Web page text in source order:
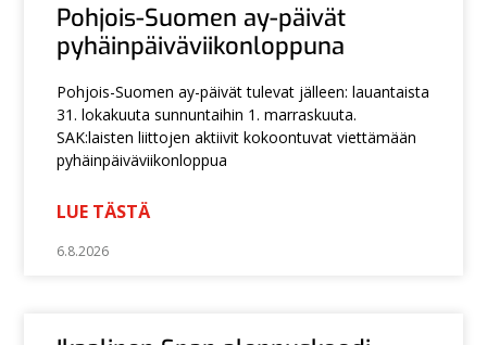
Pohjois-Suomen ay-päivät
pyhäinpäiväviikonloppuna
Pohjois-Suomen ay-päivät tulevat jälleen: lauantaista
31. lokakuuta sunnuntaihin 1. marraskuuta.
SAK:laisten liittojen aktiivit kokoontuvat viettämään
pyhäinpäiväviikonloppua
LUE TÄSTÄ
6.8.2026